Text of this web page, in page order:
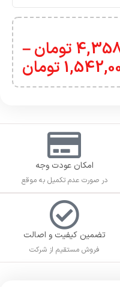
تومان–
تومان
امکان عودت وجه
در صورت عدم تکمیل به موقع
تضمین کیفیت و اصالت
فروش مستقیم از شرکت